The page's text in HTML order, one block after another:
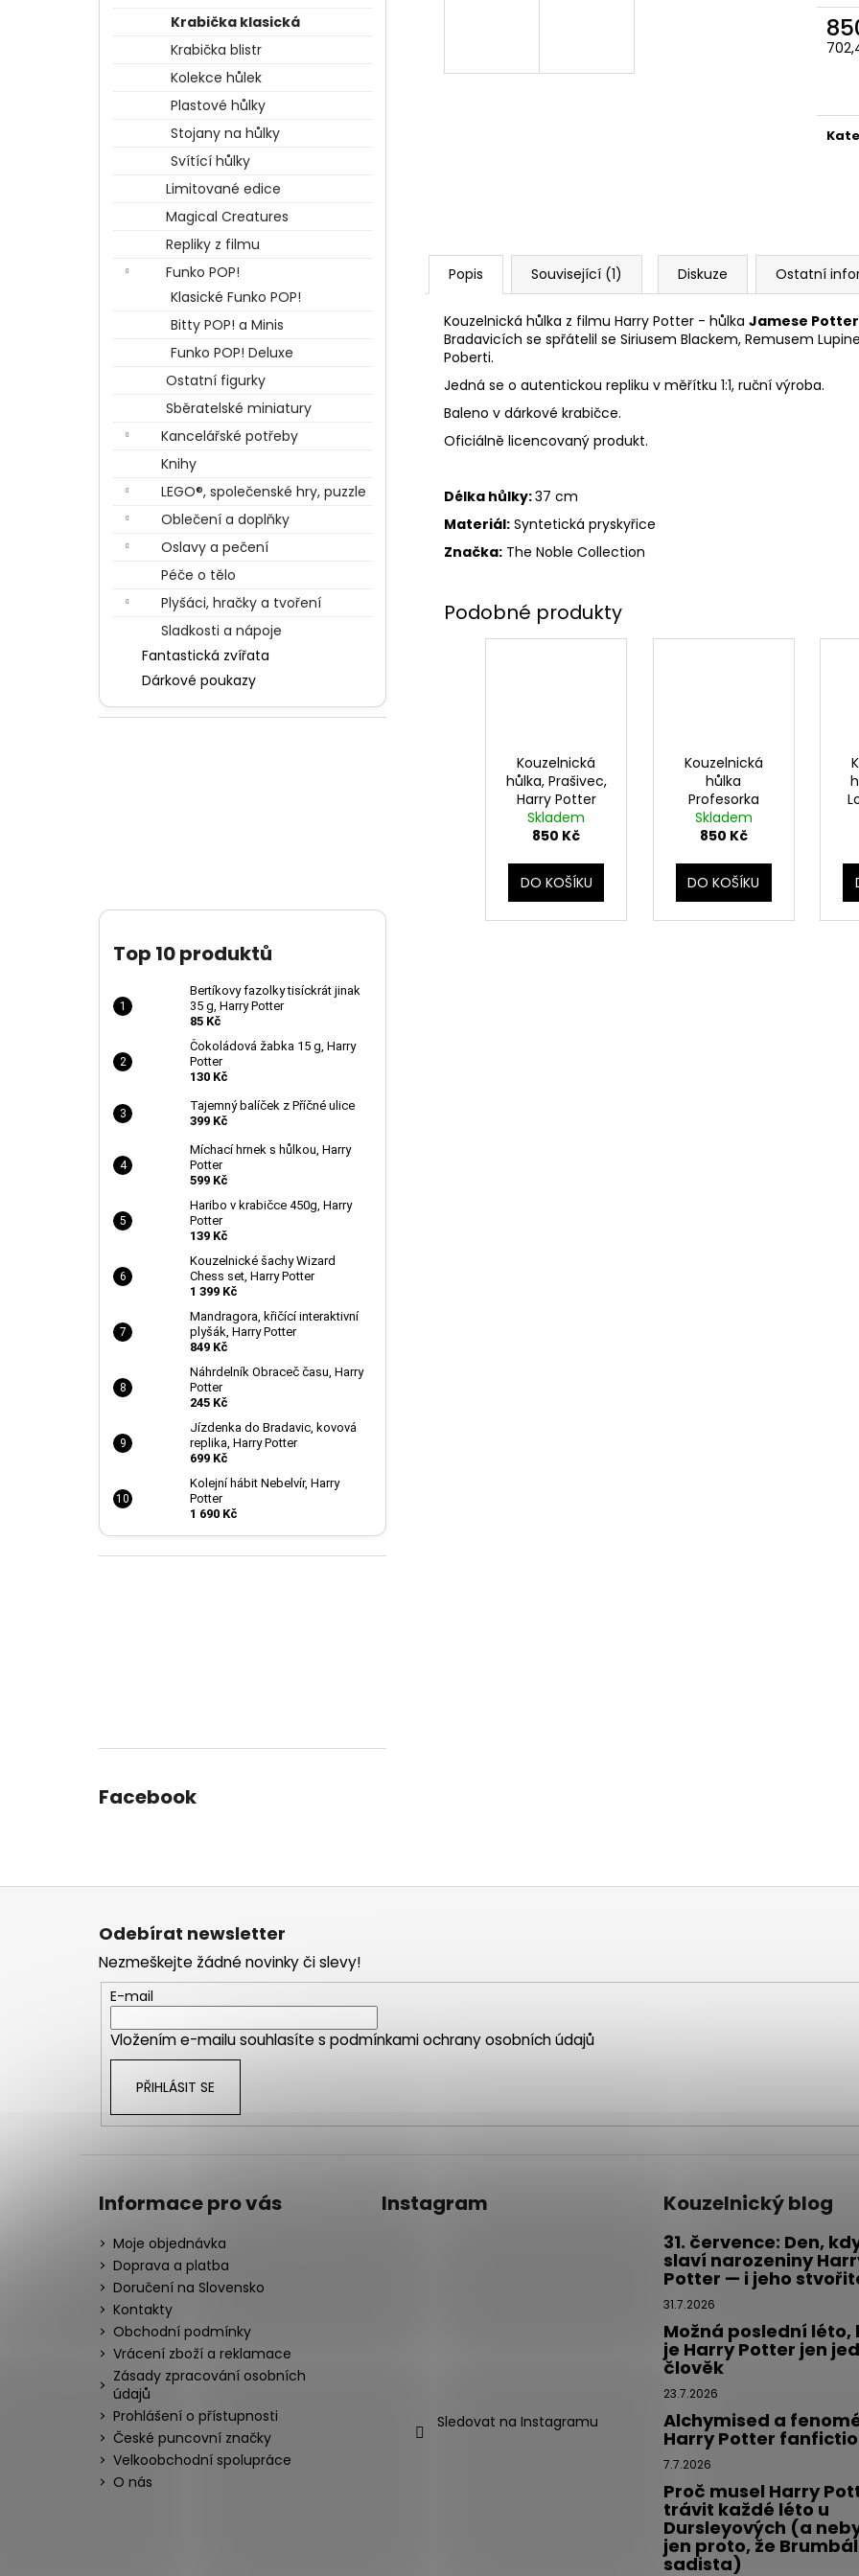
Krabička klasická
Krabička blistr
Kolekce hůlek
Plastové hůlky
Stojany na hůlky
Svítící hůlky
Limitované edice
Magical Creatures
Repliky z filmu
Funko POP!
Klasické Funko POP!
Bitty POP! a Minis
Funko POP! Deluxe
Ostatní figurky
Sběratelské miniatury
Kancelářské potřeby
Knihy
LEGO®, společenské hry, puzzle
Oblečení a doplňky
Oslavy a pečení
Péče o tělo
Plyšáci, hračky a tvoření
Sladkosti a nápoje
Fantastická zvířata
Dárkové poukazy
Top 10 produktů
Bertíkovy fazolky tisíckrát jinak
35 g, Harry Potter
85 Kč
Čokoládová žabka 15 g, Harry
Potter
130 Kč
Tajemný balíček z Příčné ulice
399 Kč
Míchací hrnek s hůlkou, Harry
Potter
599 Kč
Haribo v krabičce 450g, Harry
Potter
139 Kč
Kouzelnické šachy Wizard
Chess set, Harry Potter
1 399 Kč
Mandragora, křičící interaktivní
plyšák, Harry Potter
849 Kč
Náhrdelník Obraceč času, Harry
Potter
245 Kč
Jízdenka do Bradavic, kovová
replika, Harry Potter
699 Kč
Kolejní hábit Nebelvír, Harry
Potter
1 690 Kč
Facebook
Popis Související (1) Diskuze Ostatní
Kouzelnická hůlka z filmu Harry Potter - hůlka Jamese
Bradavicích se spřátelil se Siriusem Blackem, Remusem
Poberti.
Jedná se o autentickou repliku v měřítku 1:1, ruční výroba.
Baleno v dárkové krabičce.
Oficiálně licencovaný produkt.
Délka hůlky:37 cm
Materiál: Syntetická pryskyřice
Značka: The Noble Collection
Kouzelnická
hůlka, Prašivec,
Harry Potter
Skladem
850 Kč
DO KOŠÍKU
Kouzelnická
hůlka
Profesorka
Pomona
Prýtová, Harry
Skladem
850 Kč
DO KOŠÍKU
BERTÍKOVY FAZOLKY TISÍCKRÁT JINAK
35 G, HARRY POTTER
TAJEMNÝ
499
Odebírat newsletter
Nezmeškejte žádné novinky či slevy!
E-mail
Vložením e-mailu souhlasíte s podmínkami ochrany osobních údajů
PŘIHLÁSIT SE
Informace pro vás
Moje objednávka
Doprava a platba
Doručení na Slovensko
Kontakty
Obchodní podmínky
Vrácení zboží a reklamace
Zásady zpracování osobních
údajů
Prohlášení o přístupnosti
České puncovní značky
Velkoobchodní spolupráce
O nás
Instagram
Sledovat na Instagramu
Kouzelnický blog
31. července: Den,
slaví narozeniny
Potter — i jeho
31.7.2026
Možná poslední léto,
je Harry Potter jen
člověk
23.7.2026
Alchymised a
Harry Potter
7.7.2026
Proč musel Harry
trávit každé léto u
Dursleyových (a
jen proto, že
sadista)